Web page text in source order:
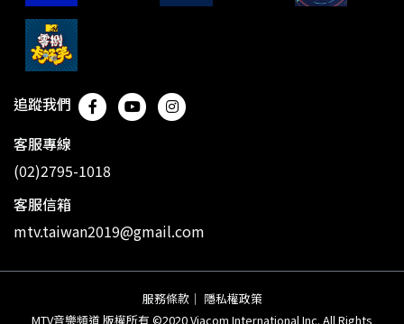
追蹤我們
客服專線
(02)2795-1018
客服信箱
mtv.taiwan2019@gmail.com
服務條款 ｜ 隱私權政策
MTV音樂頻道 版權所有 ©2020 Viacom International Inc. All Rights